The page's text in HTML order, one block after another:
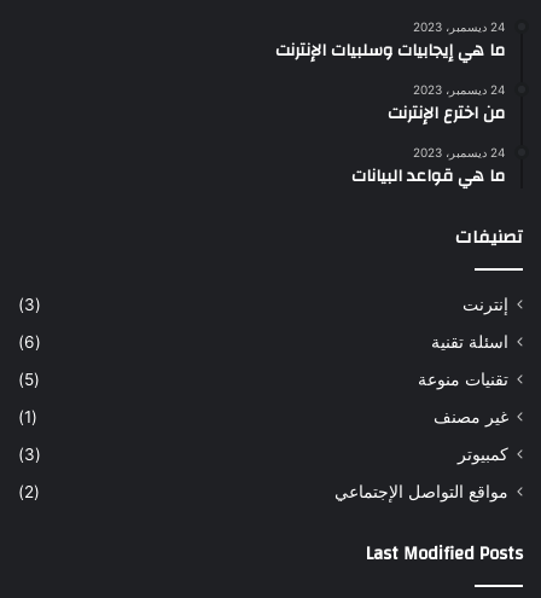
24 ديسمبر، 2023
ما هي إيجابيات وسلبيات الإنترنت
24 ديسمبر، 2023
من اخترع الإنترنت
24 ديسمبر، 2023
ما هي قواعد البيانات
تصنيفات
إنترنت
(3)
اسئلة تقنية
(6)
تقنيات منوعة
(5)
غير مصنف
(1)
كمبيوتر
(3)
مواقع التواصل اﻹجتماعي
(2)
Last Modified Posts